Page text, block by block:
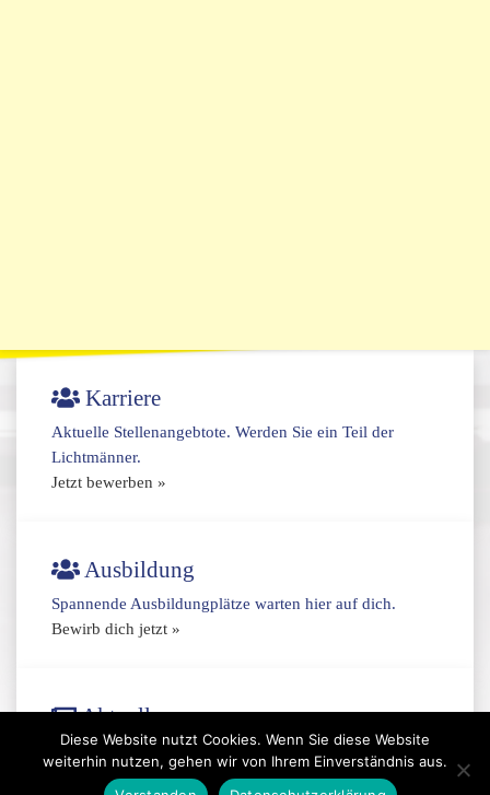
Karriere
Aktuelle Stellenangebtote. Werden Sie ein Teil der
Lichtmänner.
Jetzt bewerben »
Ausbildung
Spannende Ausbildungplätze warten hier auf dich.
Bewirb dich jetzt »
Aktuelles
Bewegungssensor für Smart-City-Beleuchtung
Auch für E-Handwerker kann sich die THG-Prämie
Diese Website nutzt Cookies. Wenn Sie diese Website
weiterhin nutzen, gehen wir von Ihrem Einverständnis aus.